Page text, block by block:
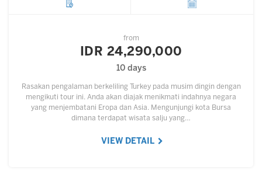
from
IDR 24,290,000
10 days
Rasakan pengalaman berkeliling Turkey pada musim dingin dengan
mengikuti tour ini. Anda akan diajak menikmati indahnya negara
yang menjembatani Eropa dan Asia. Mengunjungi kota Bursa
dimana terdapat wisata salju yang…
VIEW DETAIL